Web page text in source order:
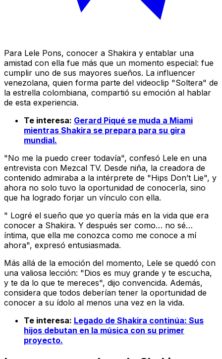
Para Lele Pons, conocer a Shakira y entablar una
amistad con ella fue más que un momento especial: fue
cumplir uno de sus mayores sueños. La influencer
venezolana, quien forma parte del videoclip "Soltera" de
la estrella colombiana, compartió su emoción al hablar
de esta experiencia.
Te interesa: Gerard Piqué se muda a Miami
mientras Shakira se prepara para su gira
mundial.
"No me la puedo creer todavía", confesó Lele en una
entrevista con Mezcal TV. Desde niña, la creadora de
contenido admiraba a la intérprete de "Hips Don’t Lie", y
ahora no solo tuvo la oportunidad de conocerla, sino
que ha logrado forjar un vínculo con ella.
" Logré el sueño que yo quería más en la vida que era
conocer a Shakira. Y después ser como… no sé…
íntima, que ella me conozca como me conoce a mí
ahora", expresó entusiasmada.
Más allá de la emoción del momento, Lele se quedó con
una valiosa lección: "Dios es muy grande y te escucha,
y te da lo que te mereces", dijo convencida. Además,
considera que todos deberían tener la oportunidad de
conocer a su ídolo al menos una vez en la vida.
Te interesa: Legado de Shakira continúa: Sus
hijos debutan en la música con su primer
proyecto.